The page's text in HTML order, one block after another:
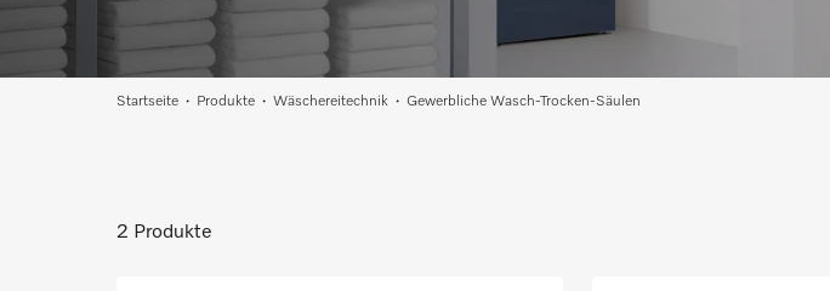
Startseite Produkte Wäschereitechnik Gewerbliche Wasch-Trocken-Säulen
2 Produkte